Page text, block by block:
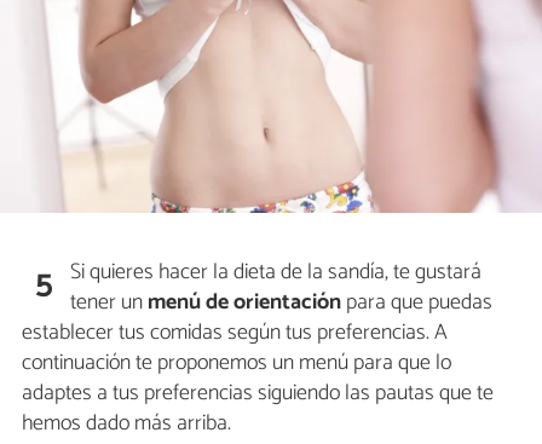
5 Si quieres hacer la dieta de la sandía, te gustará
tener unmenú de orientaciónpara que puedas
establecer tus comidas según tus preferencias. A
continuación te proponemos un menú para que lo
adaptes a tus preferencias siguiendo las pautas que te
hemos dado más arriba.